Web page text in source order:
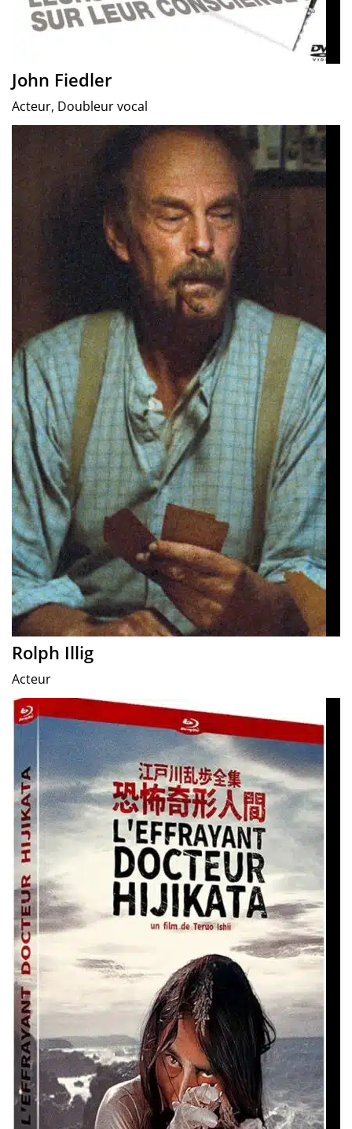
John Fiedler
Acteur, Doubleur vocal
Rolph Illig
Acteur